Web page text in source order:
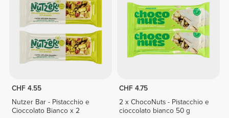
CHF 4.55
Nutzer Bar - Pistacchio e
Cioccolato Bianco x 2
CHF 4.75
2 x ChocoNuts - Pistacchio e
cioccolato bianco 50 g